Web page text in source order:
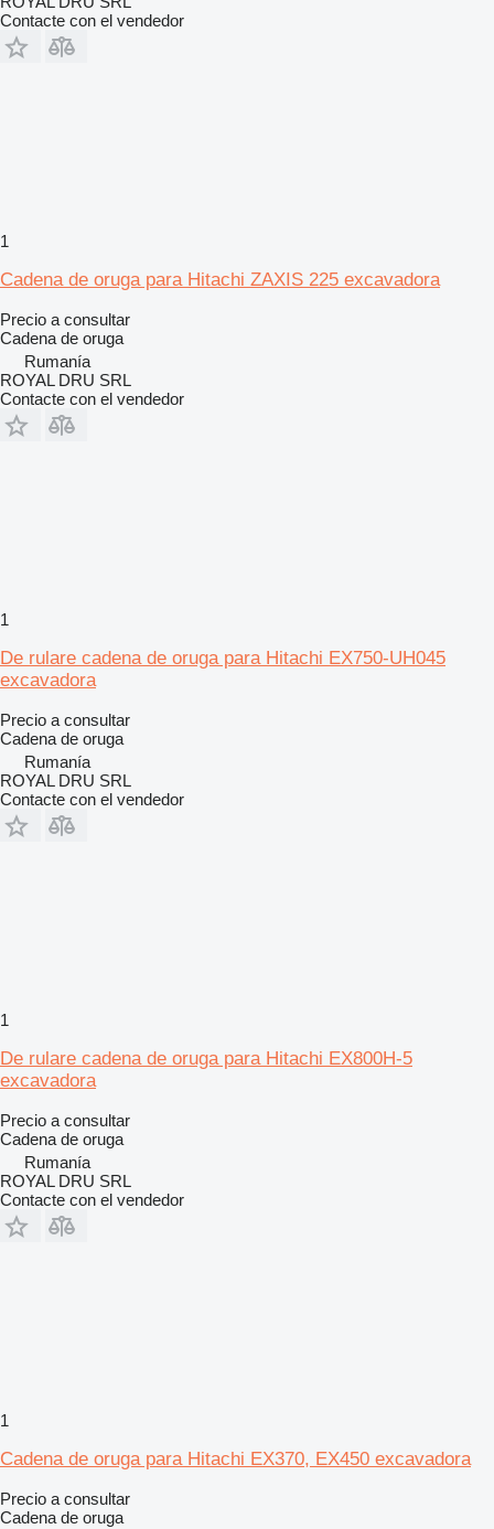
Contacte con el vendedor
1
Cadena de oruga para Hitachi ZAXIS 225 excavadora
Precio a consultar
Cadena de oruga
Rumanía
ROYAL DRU SRL
Contacte con el vendedor
1
De rulare cadena de oruga para Hitachi EX750-UH045
excavadora
Precio a consultar
Cadena de oruga
Rumanía
ROYAL DRU SRL
Contacte con el vendedor
1
De rulare cadena de oruga para Hitachi EX800H-5
excavadora
Precio a consultar
Cadena de oruga
Rumanía
ROYAL DRU SRL
Contacte con el vendedor
1
Cadena de oruga para Hitachi EX370, EX450 excavadora
Precio a consultar
Cadena de oruga